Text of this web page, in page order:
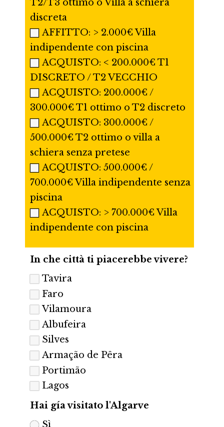
T2/T3 ottimo o Villa a schiera
discreta
AFFITTO: > 2.000€ Villa
indipendente con piscina
ACQUISTO: < 200.000€ T1
DISCRETO / T2 VECCHIO
ACQUISTO: 200.000€ /
300.000€ T1 ottimo o T2 discreto
ACQUISTO: 300.000€ /
500.000€ T2 ottimo o villa a
schiera senza pretese
ACQUISTO: 500.000€ /
700.000€ Villa indipendente senza
piscina
ACQUISTO: > 700.000€ Villa
indipendente con piscina
In che città ti piacerebbe vivere?
Tavira
Faro
Vilamoura
Albufeira
Silves
Armação de Pêra
Portimão
Lagos
Hai gía visitato l'Algarve
Sì